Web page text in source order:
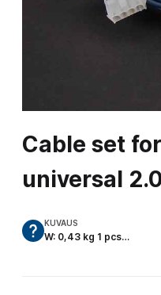
Cable set
universal
KUVAUS
W: 0,43 kg 1 pcs…